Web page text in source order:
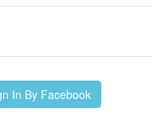
In By Facebook